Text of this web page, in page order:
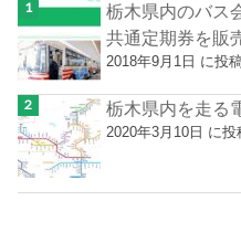
栃木県内のバス
共通定期券を販
2018年9月1日 に投
栃木県内を走る
2020年3月10日 に投